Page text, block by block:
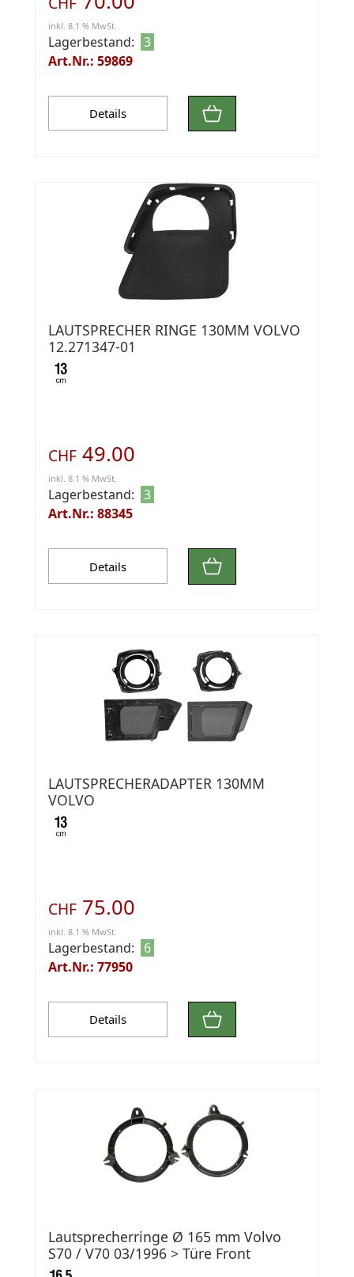
inkl. 8.1 % MwSt.
Lagerbestand: 3
Art.Nr.: 59869
Details
LAUTSPRECHER RINGE 130MM VOLVO
12.271347-01
CHF 49.00
inkl. 8.1 % MwSt.
Lagerbestand: 3
Art.Nr.: 88345
Details
LAUTSPRECHERADAPTER 130MM
VOLVO
CHF 75.00
inkl. 8.1 % MwSt.
Lagerbestand:
6
Art.Nr.: 77950
Details
Lautsprecherringe Ø 165 mm Volvo
S70 / V70 03/1996 > Türe Front